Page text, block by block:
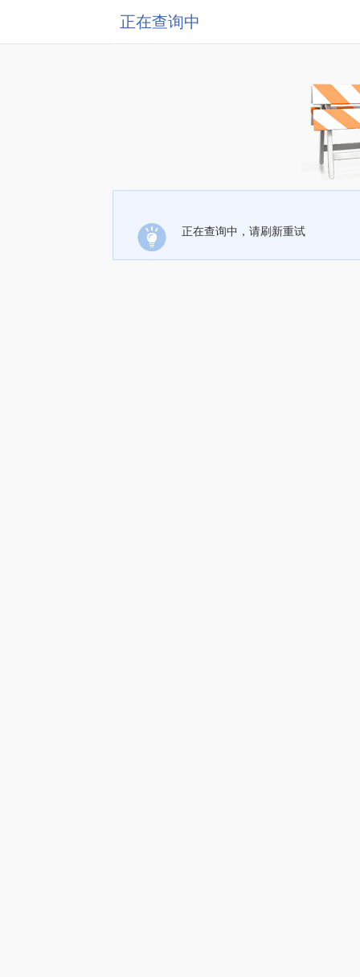
正在查询中
正在查询中，请刷新重试